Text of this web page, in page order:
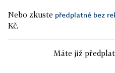
Nebo zkuste předplatné bez
Kč.
Máte již